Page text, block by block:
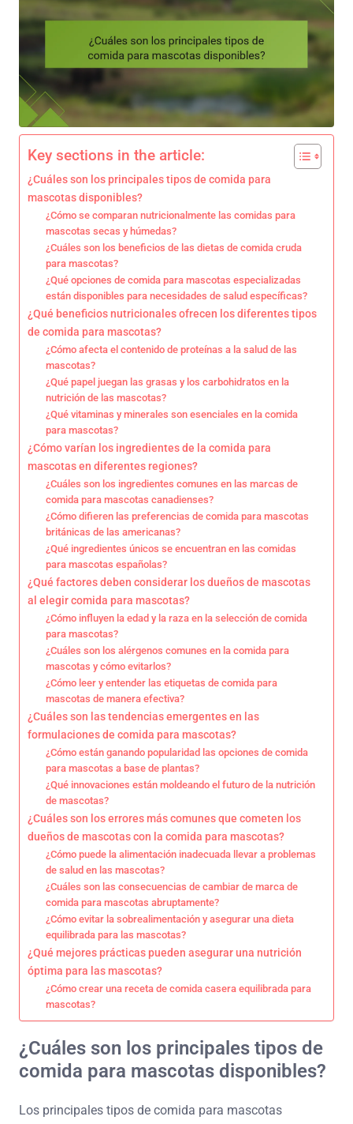
Key sections in the article:
¿Cuáles son los principales tipos de comida para
mascotas disponibles?
¿Cómo se comparan nutricionalmente las comidas para
mascotas secas y húmedas?
¿Cuáles son los beneficios de las dietas de comida cruda
para mascotas?
¿Qué opciones de comida para mascotas especializadas
están disponibles para necesidades de salud específicas?
¿Qué beneficios nutricionales ofrecen los diferentes tipos
de comida para mascotas?
¿Cómo afecta el contenido de proteínas a la salud de las
mascotas?
¿Qué papel juegan las grasas y los carbohidratos en la
nutrición de las mascotas?
¿Qué vitaminas y minerales son esenciales en la comida
para mascotas?
¿Cómo varían los ingredientes de la comida para
mascotas en diferentes regiones?
¿Cuáles son los ingredientes comunes en las marcas de
comida para mascotas canadienses?
¿Cómo difieren las preferencias de comida para mascotas
británicas de las americanas?
¿Qué ingredientes únicos se encuentran en las comidas
para mascotas españolas?
¿Qué factores deben considerar los dueños de mascotas
al elegir comida para mascotas?
¿Cómo influyen la edad y la raza en la selección de comida
para mascotas?
¿Cuáles son los alérgenos comunes en la comida para
mascotas y cómo evitarlos?
¿Cómo leer y entender las etiquetas de comida para
mascotas de manera efectiva?
¿Cuáles son las tendencias emergentes en las
formulaciones de comida para mascotas?
¿Cómo están ganando popularidad las opciones de comida
para mascotas a base de plantas?
¿Qué innovaciones están moldeando el futuro de la nutrición
de mascotas?
¿Cuáles son los errores más comunes que cometen los
dueños de mascotas con la comida para mascotas?
¿Cómo puede la alimentación inadecuada llevar a problemas
de salud en las mascotas?
¿Cuáles son las consecuencias de cambiar de marca de
comida para mascotas abruptamente?
¿Cómo evitar la sobrealimentación y asegurar una dieta
equilibrada para las mascotas?
¿Qué mejores prácticas pueden asegurar una nutrición
óptima para las mascotas?
¿Cómo crear una receta de comida casera equilibrada para
mascotas?
¿Cuáles son los principales tipos de
comida para mascotas disponibles?
Los principales tipos de comida para mascotas